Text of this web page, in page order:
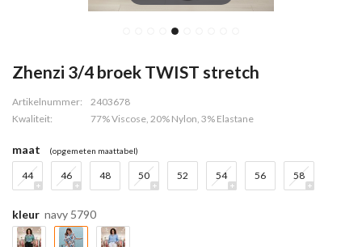
Zhenzi 3/4 broek TWIST stretch
Artikelnummer:
2403678
Kwaliteit:
77% Viscose, 20% Nylon, 3% Elastane
maat (opgemeten maattabel)
44 46 48 50 52 54 56 58
kleur navy 5790